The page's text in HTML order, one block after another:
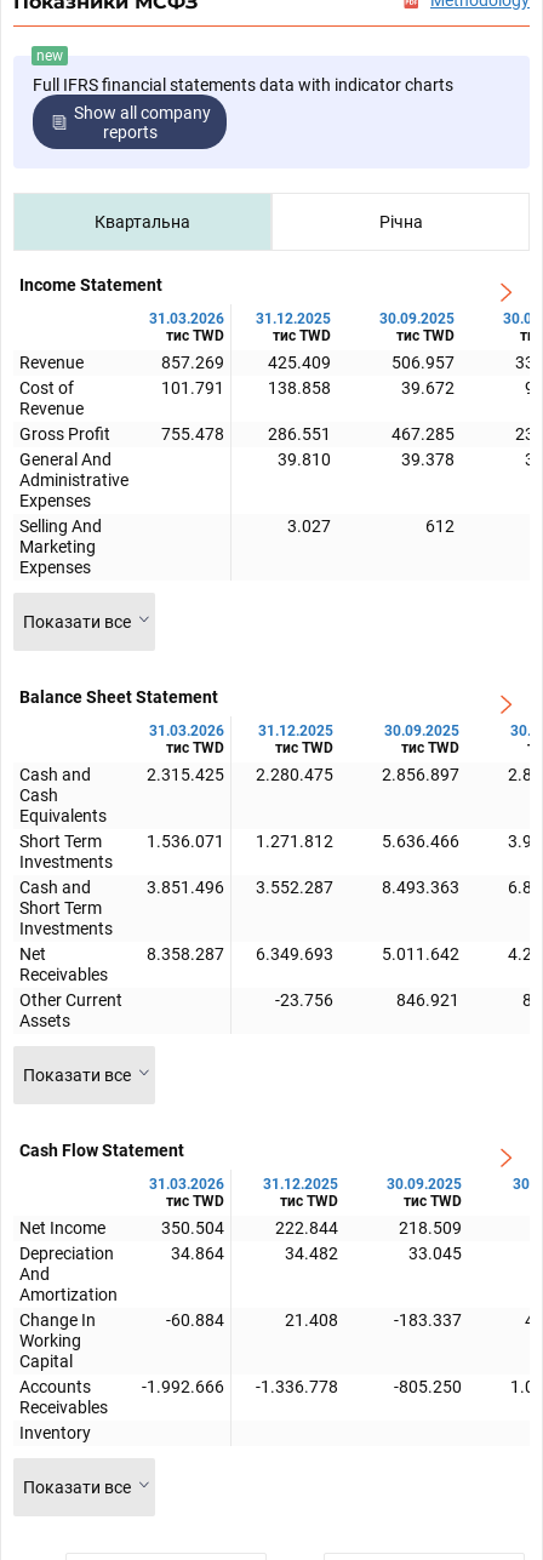
new
Full IFRS financial statements data with indicator charts
Show all company
reports
Квартальна Річна
Income Statement
31.03.2026
тис TWD
31.12.2025
тис TWD
30.09.2025
тис TWD
Revenue 857.269 425.409 506.957
Cost of
Revenue
101.791 138.858 39.672
Gross Profit 755.478 286.551 467.285
General And
Administrative
Expenses
39.810 39.378
Selling And
Marketing
Expenses
3.027 612
Показати все
Balance Sheet Statement
31.03.2026
тис TWD
31.12.2025
тис TWD
30.09.2025
тис TWD
Cash and
Cash
Equivalents
2.315.425 2.280.475 2.856.897
Short Term
Investments
1.536.071 1.271.812 5.636.466
Cash and
Short Term
Investments
3.851.496 3.552.287 8.493.363
Net
Receivables
8.358.287 6.349.693 5.011.642
Other Current
Assets
-23.756 846.921
Показати все
Cash Flow Statement
31.03.2026
тис TWD
31.12.2025
тис TWD
30.09.2025
тис TWD
Net Income 350.504 222.844 218.509
Depreciation
And
Amortization
34.864 34.482 33.045
Change In
Working
Capital
-60.884 21.408 -183.337
Accounts
Receivables
-1.992.666 -1.336.778 -805.250
Inventory
Показати все